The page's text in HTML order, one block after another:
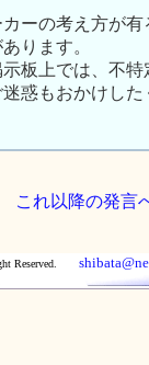
ーの考え方が
ります。
板上では、不
惑もおかけし
これ以降の発言
Reserved.